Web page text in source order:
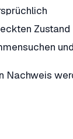
Zustand